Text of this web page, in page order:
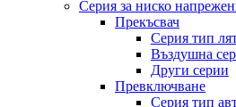
Серия за ниско
Прекъсвач
Серия тип
Въздушна
Други серии
Превключване
Серия тип